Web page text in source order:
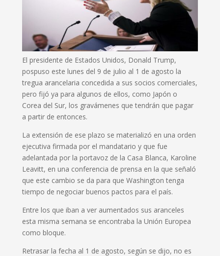
El presidente de Estados Unidos, Donald Trump,
pospuso este lunes del 9 de julio al 1 de agosto la
tregua arancelaria concedida a sus socios comerciales,
pero fijó ya para algunos de ellos, como Japón o
Corea del Sur, los gravámenes que tendrán que pagar
a partir de entonces.
La extensión de ese plazo se materializó en una orden
ejecutiva firmada por el mandatario y que fue
adelantada por la portavoz de la Casa Blanca, Karoline
Leavitt, en una conferencia de prensa en la que señaló
que este cambio se da para que Washington tenga
tiempo de negociar buenos pactos para el país.
Entre los que iban a ver aumentados sus aranceles
esta misma semana se encontraba la Unión Europea
como bloque.
Retrasar la fecha al 1 de agosto, según se dijo, no es